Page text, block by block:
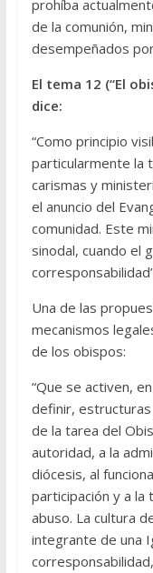
prohíba
de la comunión,
desempeñados
El tema 12 (“El
dice:
“Como principio
particularmente la
carismas y
el anuncio del
comunidad. Este
sinodal, cuando el
Una de las
mecanismos
de los obispos:
“Que se activen,
definir,
de la tarea del
autoridad, a la
diócesis, al
participación y a
abuso. La cultura
integrante de una